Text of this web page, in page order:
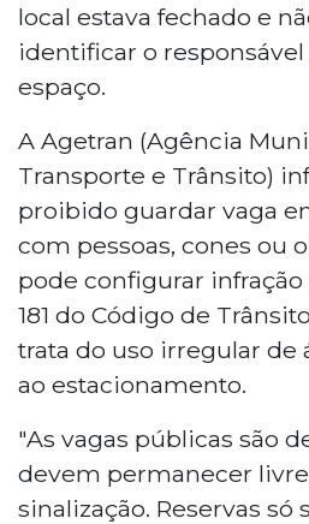
local estava fechado e
identificar o
espaço.
A Agetran (Agência
Transporte e Trânsito)
proibido guardar vaga
com pessoas, cones ou
pode configurar
181 do Código de
trata do uso irregular de
ao estacionamento.
"As vagas públicas são
devem permanecer
sinalização. Reservas só